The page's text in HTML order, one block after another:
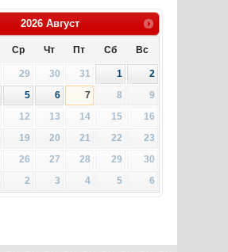
2026 Август
Ср Чт Пт Сб Вс
29 30 31 1
2
5 6 7 8
9
12 13 14 15
16
19 20 21 22
23
26 27 28 29
30
2 3 4 5 6